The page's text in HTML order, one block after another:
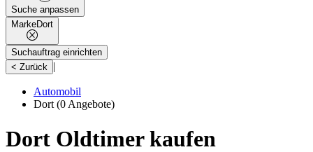
Suche anpassen
MarkeDort
Suchauftrag einrichten
< Zurück |
Automobil
Dort (0 Angebote)
Dort Oldtimer kaufen